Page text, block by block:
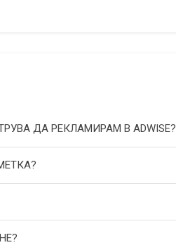
ДА РЕКЛАМИРАМ В ADWISE?